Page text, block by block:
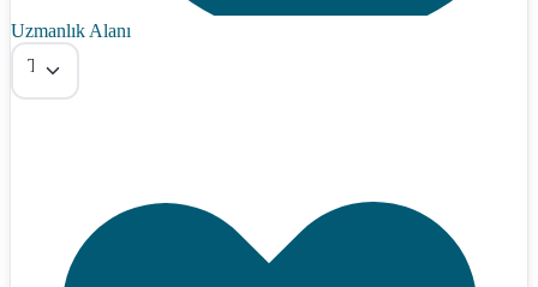
Uzmanlık Alanı
Tümü